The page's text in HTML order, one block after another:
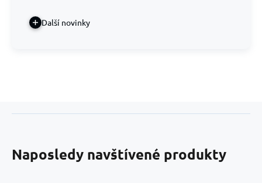
Další novinky
Naposledy navštívené produkty